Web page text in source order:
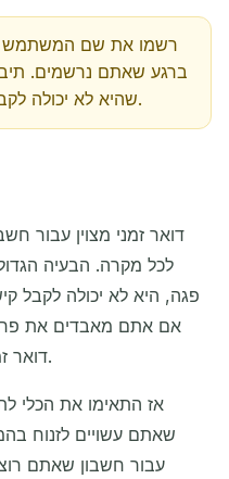
רשמו את שם המשתמש
ברגע שאתם נרשמים.
שהיא לא יכולה לקבל קישור איפוס בהמשך.
דואר זמני מצוין עבור
לכל מקרה. הבעיה
פגה, היא לא יכולה לקבל
אם אתם מאבדים את
דואר זמני, החשבון ההוא נעלם לצמיתות.
אז התאימו את הכלי
שאתם עשויים לזנוח
עבור חשבון שאתם